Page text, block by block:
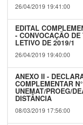
26/04/2019 19:41:00
EDITAL
- CONVOCAÇÃO
LETIVO DE 2019/1
26/04/2019 19:40:00
ANEXO II -
COMPLEMENTAR
UNEMAT/PROEG/
DISTÂNCIA
08/03/2019 17:56:00